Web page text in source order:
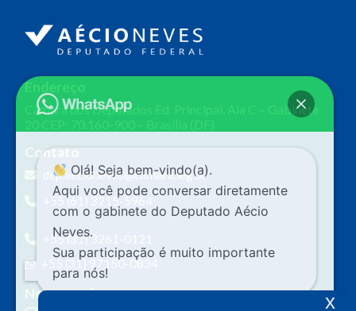
Endereço
Câmara dos Deputados Ed. Principal, Ala C – Gabinete
20 CEP: 70.160-900 – Brasília (DF)
Contato
dep.aecioneves@camara.leg.br
+55 (61) 3215-5964
+55 (31) 3261-0121
+55 (31) 97150-0834
Nossas redes
Olá! Seja bem-vindo(a).
Aqui você pode conversar diretamente
com o gabinete do Deputado Aécio
Neves.
Sua participação é muito importante
para nós!
x